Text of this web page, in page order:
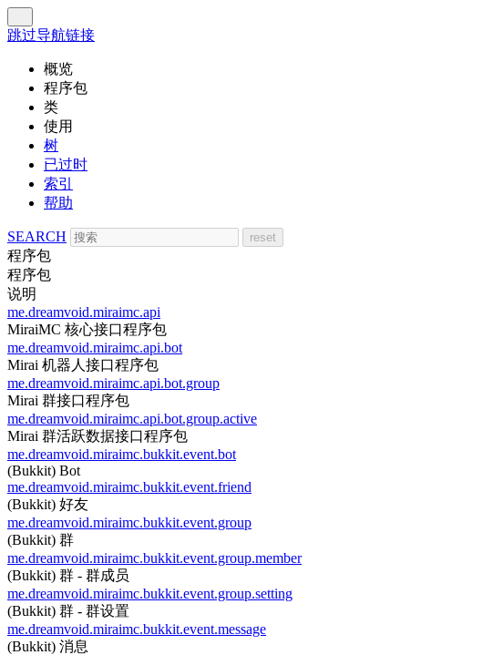
跳过导航链接
概览
程序包
类
使用
树
已过时
索引
帮助
SEARCH
程序包
程序包
说明
me.dreamvoid.miraimc.api
MiraiMC 核心接口程序包
me.dreamvoid.miraimc.api.bot
Mirai 机器人接口程序包
me.dreamvoid.miraimc.api.bot.group
Mirai 群接口程序包
me.dreamvoid.miraimc.api.bot.group.active
Mirai 群活跃数据接口程序包
me.dreamvoid.miraimc.bukkit.event.bot
(Bukkit) Bot
me.dreamvoid.miraimc.bukkit.event.friend
(Bukkit) 好友
me.dreamvoid.miraimc.bukkit.event.group
(Bukkit) 群
me.dreamvoid.miraimc.bukkit.event.group.member
(Bukkit) 群 - 群成员
me.dreamvoid.miraimc.bukkit.event.group.setting
(Bukkit) 群 - 群设置
me.dreamvoid.miraimc.bukkit.event.message
(Bukkit) 消息